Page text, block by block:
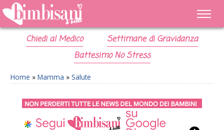
Chiedi al Medico
Settimane di Gravidanza
Battesimo No Stress
Home » Mamma » Salute